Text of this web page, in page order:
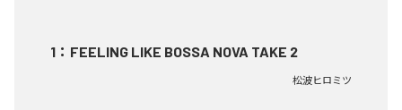
1 ： FEELING LIKE BOSSA NOVA TAKE 2
松波ヒロミツ